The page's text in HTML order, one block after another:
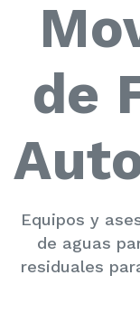
de
Equipos y
de aguas
residuales